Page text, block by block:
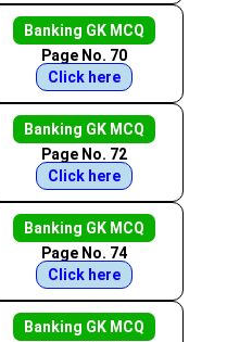
Banking GK MCQ
Page No. 70
Click here
Banking GK MCQ
Page No. 72
Click here
Banking GK MCQ
Page No. 74
Click here
Banking GK MCQ